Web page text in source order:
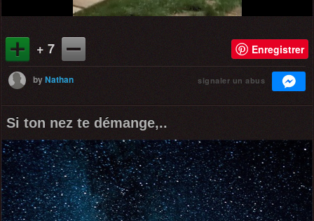
+ 7 Enregistrer
byNathan signaler un abus
Si ton nez te démange,..